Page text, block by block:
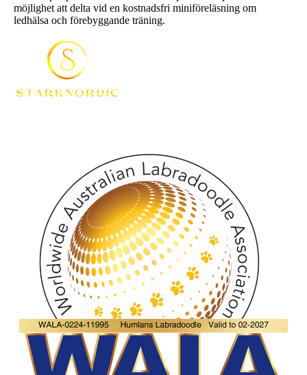
möjlighet att delta vid en kostnadsfri miniföreläsning om
ledhälsa och förebyggande träning.